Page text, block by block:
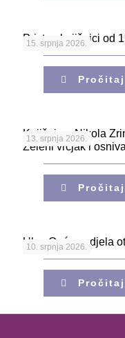
15. srpnja 2026.
Pristup knjižnici od
13. srpnja 2026.
Knjižnica „Nikola
Zeleni vrčjak i
10. srpnja 2026.
Ulaz Općeg odjela